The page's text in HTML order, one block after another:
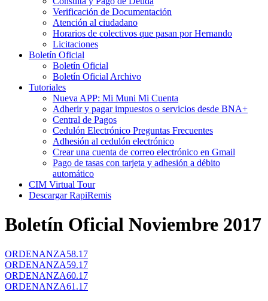
Verificación de Documentación
Atención al ciudadano
Horarios de colectivos que pasan por Hernando
Licitaciones
Boletín Oficial
Boletín Oficial
Boletín Oficial Archivo
Tutoriales
Nueva APP: Mi Muni Mi Cuenta
Adherir y pagar impuestos o servicios desde BNA+
Central de Pagos
Cedulón Electrónico Preguntas Frecuentes
Adhesión al cedulón electrónico
Crear una cuenta de correo electrónico en Gmail
Pago de tasas con tarjeta y adhesión a débito
automático
CIM Virtual Tour
Descargar RapiRemis
Boletín Oficial Noviembre 2017
ORDENANZA58.17
ORDENANZA59.17
ORDENANZA60.17
ORDENANZA61.17